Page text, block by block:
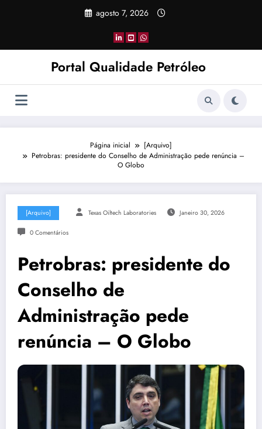
agosto 7, 2026
Portal Qualidade Petróleo
Página inicial
[Arquivo]
Petrobras: presidente do Conselho de Administração pede renúncia –
O Globo
[Arquivo] Texas Oiltech Laboratories Janeiro 30, 2026
0 Comentários
Petrobras: presidente do
Conselho de
Administração pede
renúncia – O Globo